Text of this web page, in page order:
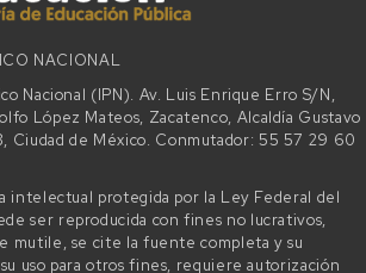
Nacional (IPN). Av. Luis Enrique Erro S/N,
López Mateos, Zacatenco, Alcaldía Gustavo
Ciudad de México. Conmutador: 55 57 29 60
intelectual protegida por la Ley Federal del
ser reproducida con fines no lucrativos,
mutile, se cite la fuente completa y su
uso para otros fines, requiere autorización
la Dirección General del Instituto.